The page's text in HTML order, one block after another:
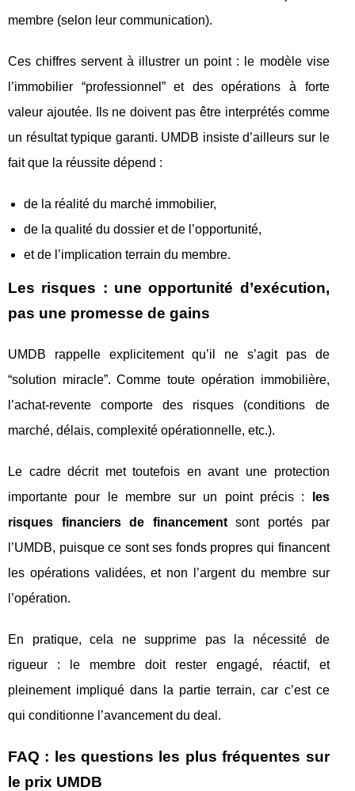
membre (selon leur communication).
Ces chiffres servent à illustrer un point : le modèle vise
l’immobilier “professionnel” et des opérations à forte
valeur ajoutée. Ils ne doivent pas être interprétés comme
un résultat typique garanti. UMDB insiste d’ailleurs sur le
fait que la réussite dépend :
de la réalité du marché immobilier,
de la qualité du dossier et de l’opportunité,
et de l’implication terrain du membre.
Les risques : une opportunité d’exécution,
pas une promesse de gains
UMDB rappelle explicitement qu’il ne s’agit pas de
“solution miracle”. Comme toute opération immobilière,
l’achat-revente comporte des risques (conditions de
marché, délais, complexité opérationnelle, etc.).
Le cadre décrit met toutefois en avant une protection
importante pour le membre sur un point précis :
les
risques financiers de financementsont portés par
l’UMDB, puisque ce sont ses fonds propres qui financent
les opérations validées, et non l’argent du membre sur
l’opération.
En pratique, cela ne supprime pas la nécessité de
rigueur : le membre doit rester engagé, réactif, et
pleinement impliqué dans la partie terrain, car c’est ce
qui conditionne l’avancement du deal.
FAQ : les questions les plus fréquentes sur
le prix UMDB